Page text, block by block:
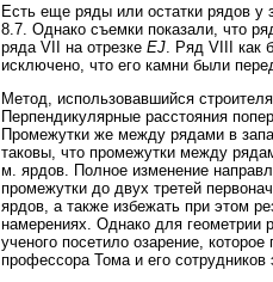
Есть еще ряды или остатки рядов
8.7. Однако съемки показали, что
ряда VII на отрезке EJ . Ряд VIII как
исключено, что его камни были
Метод, использовавшийся
Перпендикулярные расстояния
Промежутки же между рядами в
таковы, что промежутки между
м. ярдов. Полное изменение
промежутки до двух третей
ярдов, а также избежать при этом
намерениях. Однако для геометрии
ученого посетило озарение,
профессора Тома и его